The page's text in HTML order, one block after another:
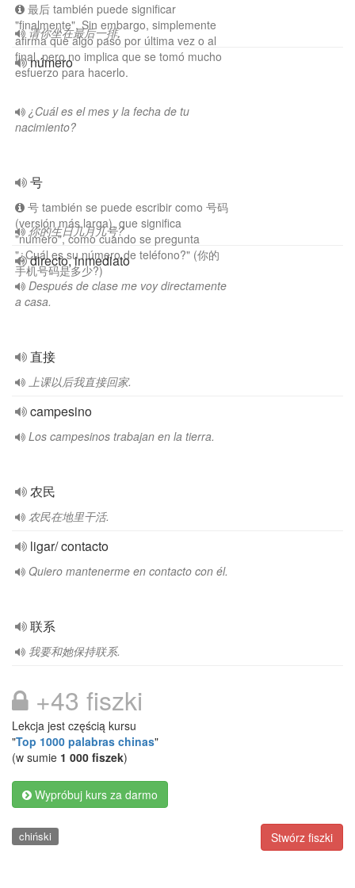
最后 también puede significar
"finalmente". Sin embargo, simplemente
afirma que algo pasó por última vez o al
final, pero no implica que se tomó mucho
esfuerzo para hacerlo.
请你坐在最后一排.
número
¿Cuál es el mes y la fecha de tu
nacimiento?
号
号 también se puede escribir como 号码
(versión más larga), que significa
"número", como cuando se pregunta
"¿Cuál es su número de teléfono?" (你的
手机号码是多少?)
你的生日几月几号?
directo, inmediato
Después de clase me voy directamente
a casa.
直接
上课以后我直接回家.
campesino
Los campesinos trabajan en la tierra.
农民
农民在地里干活.
ligar/ contacto
Quiero mantenerme en contacto con él.
联系
我要和她保持联系.
+43 fiszki
Lekcja jest częścią kursu
"Top 1000 palabras chinas"
(w sumie 1 000 fiszek)
Wypróbuj kurs za darmo
Stwórz fiszki
chiński